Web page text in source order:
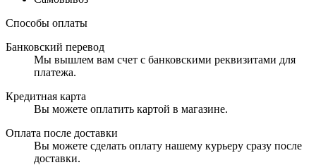
Способы оплаты
Банковский перевод
Мы вышлем вам счет с банковскими реквизитами для
платежа.
Кредитная карта
Вы можете оплатить картой в магазине.
Оплата после доставки
Вы можете сделать оплату нашему курьеру сразу после
доставки.